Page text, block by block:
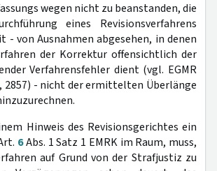
wegen nicht zu beanstanden, die
eines Revisionsverfahrens
- von Ausnahmen abgesehen, in denen
der Korrektur offensichtlich der
Verfahrensfehler dient (vgl. EGMR
, 2857) - nicht der ermittelten Überlänge
Hinweis des Revisionsgerichtes ein
6Abs. 1 Satz 1 EMRK im Raum, muss,
auf Grund von der Strafjustiz zu